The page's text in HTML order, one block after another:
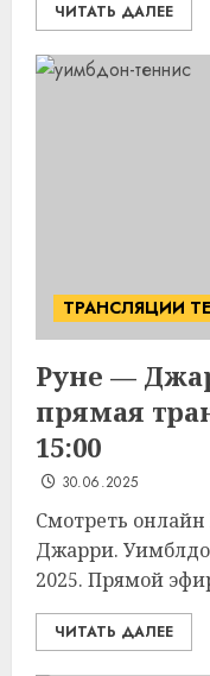
ЧИТАТЬ ДАЛЕЕ
ТРАНСЛЯЦИИ
Руне —
прямая
15:00
30.06.2025
Смотреть
Джарри.
2025. Прямой
ЧИТАТЬ ДАЛЕЕ